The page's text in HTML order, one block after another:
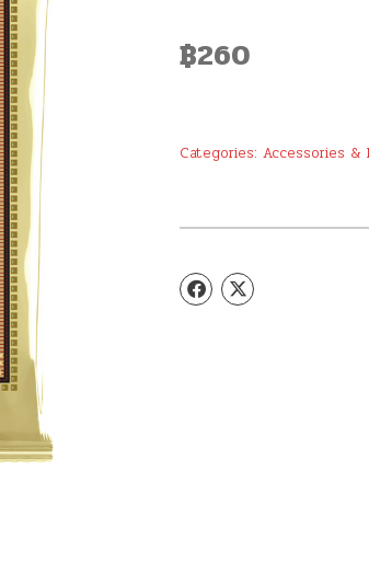
฿260
Categories:Accessories &